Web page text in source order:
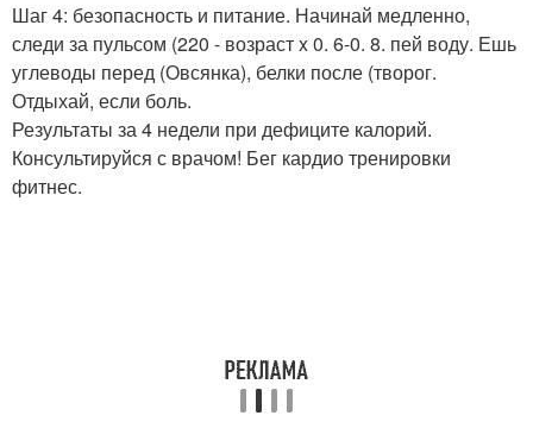
Шаг 4: безопасность и питание. Начинай медленно,
следи за пульсом (220 - возраст x 0. 6-0. 8. пей воду. Ешь
углеводы перед (Овсянка), белки после (творог.
Отдыхай, если боль.
Результаты за 4 недели при дефиците калорий.
Консультируйся с врачом! Бег кардио тренировки
фитнес.